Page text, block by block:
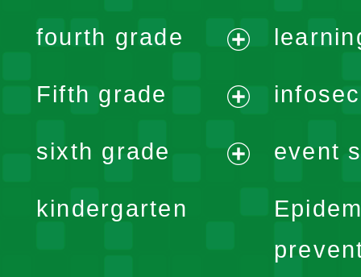
menu
fourth grade
menu
Fifth grade
menu
sixth grade
kindergarten
event